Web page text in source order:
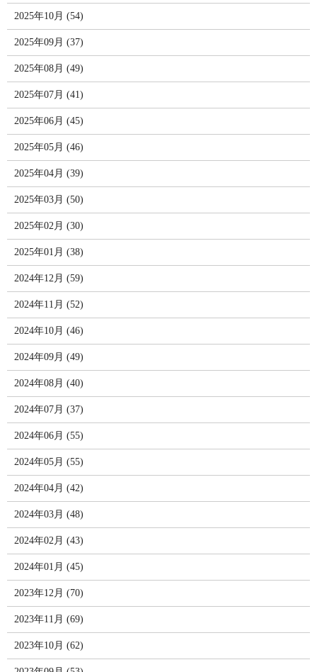
2025年10月 (54)
2025年09月 (37)
2025年08月 (49)
2025年07月 (41)
2025年06月 (45)
2025年05月 (46)
2025年04月 (39)
2025年03月 (50)
2025年02月 (30)
2025年01月 (38)
2024年12月 (59)
2024年11月 (52)
2024年10月 (46)
2024年09月 (49)
2024年08月 (40)
2024年07月 (37)
2024年06月 (55)
2024年05月 (55)
2024年04月 (42)
2024年03月 (48)
2024年02月 (43)
2024年01月 (45)
2023年12月 (70)
2023年11月 (69)
2023年10月 (62)